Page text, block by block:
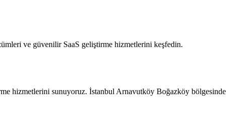
ve güvenilir SaaS geliştirme hizmetlerini keşfedin.
hizmetlerini sunuyoruz. İstanbul Arnavutköy Boğazköy bölgesinde